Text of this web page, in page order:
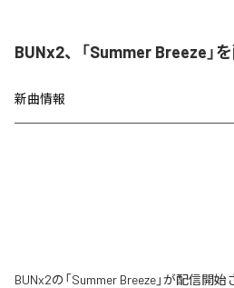
BUNx2、「Summer Breeze」
新曲情報
BUNx2の「Summer Breeze」が配信開